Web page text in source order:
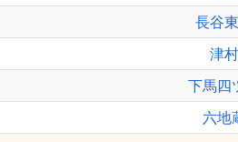
長谷
津村
下馬四
六地